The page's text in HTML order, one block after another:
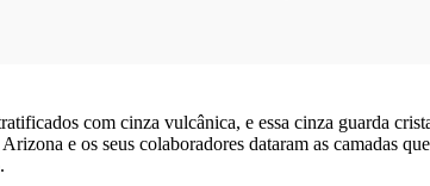
com cinza vulcânica, e essa cinza guarda
e os seus colaboradores dataram as camadas